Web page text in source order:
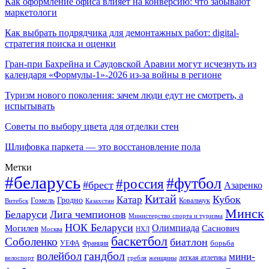
маркетологи
Как выбрать подрядчика для демонтажных работ: digital-
стратегия поиска и оценки
Гран-при Бахрейна и Саудовской Аравии могут исчезнуть из
календаря «Формулы-1»-2026 из-за войны в регионе
Туризм нового поколения: зачем люди едут не смотреть, а
испытывать
Советы по выбору цвета для отделки стен
Шлифовка паркета — это восстановление пола
Метки
#беларусь #брест #россия#футбол Азаренко
Витебск Гомель Гродно Казахстан Катар Китай Ковальчук Кубок
Беларуси Лига чемпионов Министерство спорта и туризма Минск
Могилев Москва НОК Беларуси НХЛ Олимпиада Саснович
Соболенко УЕФА Франция баскетбол биатлон борьба
велоспорт волейболгандбол гребля женщины легкая атлетика мини-